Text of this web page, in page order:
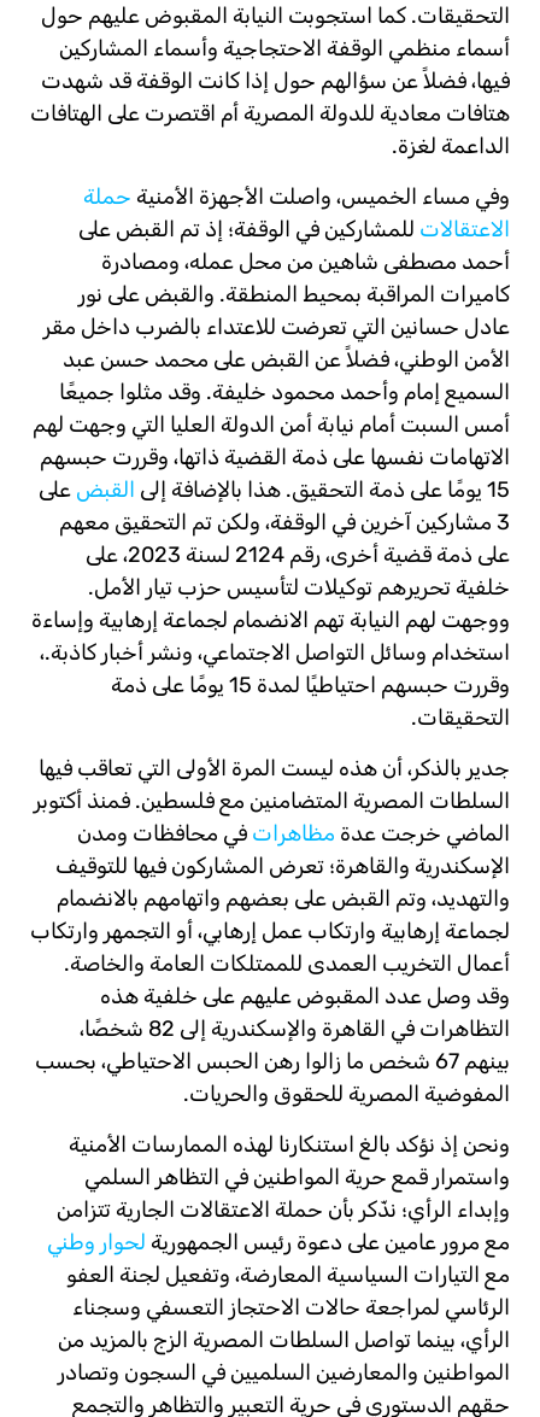
التحقيقات. كما استجوبت النيابة المقبوض عليهم حول
أسماء منظمي الوقفة الاحتجاجية وأسماء المشاركين
فيها، فضلاً عن سؤالهم حول إذا كانت الوقفة قد شهدت
هتافات معادية للدولة المصرية أم اقتصرت على الهتافات
الداعمة لغزة.
وفي مساء الخميس، واصلت الأجهزة الأمنية حملة
الاعتقالات للمشاركين في الوقفة؛ إذ تم القبض على
أحمد مصطفى شاهين من محل عمله، ومصادرة
كاميرات المراقبة بمحيط المنطقة. والقبض على نور
عادل حسانين التي تعرضت للاعتداء بالضرب داخل مقر
الأمن الوطني، فضلاً عن القبض على محمد حسن عبد
السميع إمام وأحمد محمود خليفة. وقد مثلوا جميعًا
أمس السبت أمام نيابة أمن الدولة العليا التي وجهت لهم
الاتهامات نفسها على ذمة القضية ذاتها، وقررت حبسهم
15 يومًا على ذمة التحقيق. هذا بالإضافة إلى
القبض على
3 مشاركين آخرين في الوقفة، ولكن تم التحقيق معهم
على ذمة قضية أخرى، رقم 2124 لسنة 2023، على
خلفية تحريرهم توكيلات لتأسيس حزب تيار الأمل.
ووجهت لهم النيابة تهم الانضمام لجماعة إرهابية وإساءة
استخدام وسائل التواصل الاجتماعي، ونشر أخبار كاذبة.،
وقررت حبسهم احتياطيًا لمدة 15 يومًا على ذمة
التحقيقات.
جدير بالذكر، أن هذه ليست المرة الأولى التي تعاقب فيها
السلطات المصرية المتضامنين مع فلسطين. فمنذ أكتوبر
الماضي خرجت عدة مظاهرات في محافظات ومدن
الإسكندرية والقاهرة؛ تعرض المشاركون فيها للتوقيف
والتهديد، وتم القبض على بعضهم واتهامهم بالانضمام
لجماعة إرهابية وارتكاب عمل إرهابي، أو التجمهر وارتكاب
أعمال التخريب العمدى للممتلكات العامة والخاصة.
وقد وصل عدد المقبوض عليهم على خلفية هذه
التظاهرات في القاهرة والإسكندرية إلى 82 شخصًا،
بينهم 67 شخص ما زالوا رهن الحبس الاحتياطي، بحسب
المفوضية المصرية للحقوق والحريات.
ونحن إذ نؤكد بالغ استنكارنا لهذه الممارسات الأمنية
واستمرار قمع حرية المواطنين في التظاهر السلمي
وإبداء الرأي؛ نذّكر بأن حملة الاعتقالات الجارية تتزامن
مع مرور عامين على دعوة رئيس الجمهورية لحوار وطني
مع التيارات السياسية المعارضة، وتفعيل لجنة العفو
الرئاسي لمراجعة حالات الاحتجاز التعسفي وسجناء
الرأي، بينما تواصل السلطات المصرية الزج بالمزيد من
المواطنين والمعارضين السلميين في السجون وتصادر
حقهم الدستوري في حرية التعبير والتظاهر والتجمع